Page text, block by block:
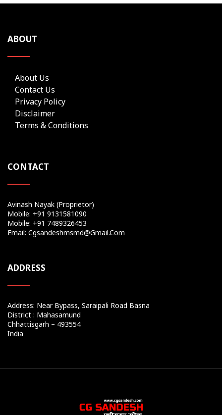
ABOUT
About Us
Contact Us
Privacy Policy
Disclaimer
Terms & Conditions
CONTACT
Avinash Nayak (Proprietor)
Mobile: +91 9131581090
Mobile: +91 7489326453
Email: Cgsandeshmsmd@gmail.com
ADDRESS
Address: Near Bypass, Saraipali Road Basna
District : Mahasamund
Chhattisgarh – 493554
India